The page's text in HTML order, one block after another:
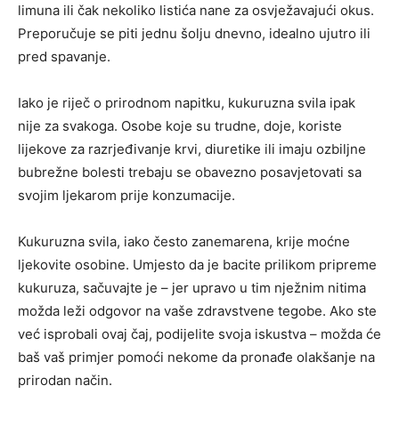
limuna ili čak nekoliko listića nane za osvježavajući okus.
Preporučuje se piti jednu šolju dnevno, idealno ujutro ili
pred spavanje.
Iako je riječ o prirodnom napitku, kukuruzna svila ipak
nije za svakoga. Osobe koje su trudne, doje, koriste
lijekove za razrjeđivanje krvi, diuretike ili imaju ozbiljne
bubrežne bolesti trebaju se obavezno posavjetovati sa
svojim ljekarom prije konzumacije.
Kukuruzna svila, iako često zanemarena, krije moćne
ljekovite osobine. Umjesto da je bacite prilikom pripreme
kukuruza, sačuvajte je – jer upravo u tim nježnim nitima
možda leži odgovor na vaše zdravstvene tegobe. Ako ste
već isprobali ovaj čaj, podijelite svoja iskustva – možda će
baš vaš primjer pomoći nekome da pronađe olakšanje na
prirodan način.